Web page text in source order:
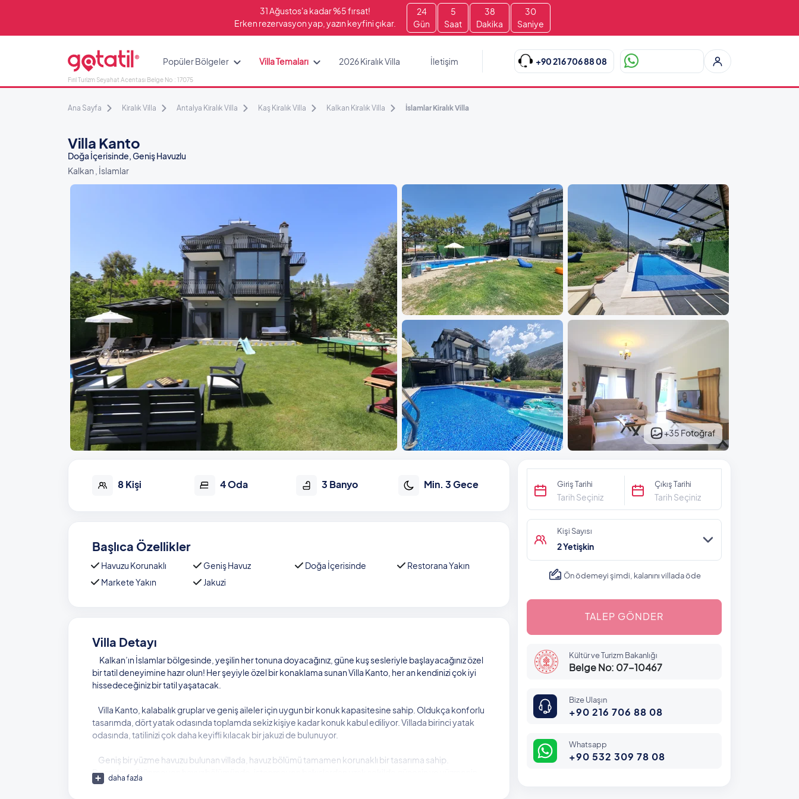
31 Ağustos'a kadar %5 fırsat!
Erken rezervasyon yap, yazın keyfini çıkar.
24
Gün
5
Saat
38
Dakika
28
Saniye
Fırıl Turizm Seyahat Acentası Belge No : 17075
Popüler Bölgeler Villa Temaları 2026 Kiralık Villa İletişim +90 216 706 88 08
Ana Sayfa Kiralık Villa Antalya Kiralık Villa Kaş Kiralık Villa Kalkan Kiralık Villa İslamlar Kiralık Villa
Villa Kanto
Doğa İçerisinde, Geniş Havuzlu
Kalkan , İslamlar
+35 Fotoğraf
8 Kişi 4 Oda 3 Banyo Min. 3 Gece
Başlıca Özellikler
Havuzu Korunaklı Geniş Havuz Doğa İçerisinde
Restorana Yakın
Markete Yakın
Jakuzi
Villa Detayı
Kalkan’ın İslamlar bölgesinde, yeşilin her tonuna doyacağınız, güne kuş sesleriyle başlayacağınız özel
bir tatil deneyimine hazır olun! Her şeyiyle özel bir konaklama sunan Villa Kanto, her an kendinizi çok iyi
hissedeceğiniz bir tatil yaşatacak.
Villa Kanto, kalabalık gruplar ve geniş aileler için uygun bir konuk kapasitesine sahip. Oldukça konforlu
tasarımda, dört yatak odasında toplamda sekiz kişiye kadar konuk kabul ediliyor. Villada birinci yatak
odasında, tatilinizi çok daha keyifli kılacak bir jakuzi de bulunuyor.
Geniş bir yüzme havuzu bulunan villada, havuz bölümü tamamen korunaklı bir tasarıma sahip.
Dışarıdan görünmeyen havuz bölümünde, istenmeyen bakışlardan uzak şekilde güneşin ve yüzmenin
tadını çıkarabilirsiniz.
daha fazla
Giriş Tarihi
Tarih Seçiniz
Çıkış Tarihi
Tarih Seçiniz
Kişi Sayısı
2 Yetişkin
Ön ödemeyi şimdi, kalanını villada öde
TALEP GÖNDER
Kültür ve Turizm Bakanlığı
Belge No: 07-10467
Bize Ulaşın
+90 216 706 88 08
Whatsapp
+90 532 309 78 08